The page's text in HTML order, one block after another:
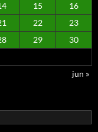
15
16
22
23
29
30
jun »